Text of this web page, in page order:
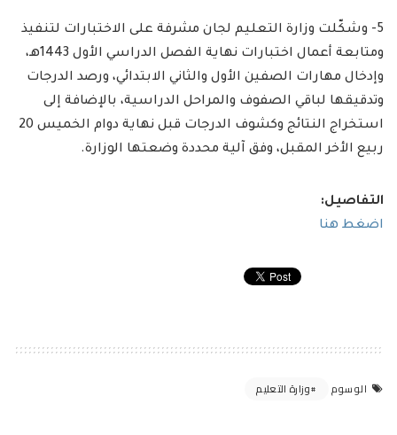
5- وشكّلت وزارة التعليم لجان مشرفة على الاختبارات لتنفيذ
ومتابعة أعمال اختبارات نهاية الفصل الدراسي الأول 1443هـ،
وإدخال مهارات الصفين الأول والثاني الابتدائي، ورصد الدرجات
وتدقيقها لباقي الصفوف والمراحل الدراسية، بالإضافة إلى
استخراج النتائج وكشوف الدرجات قبل نهاية دوام الخميس 20
ربيع الأخر المقبل، وفق آلية محددة وضعتها الوزارة.
التفاصيل:
اضغط هنا
الوسوم وزارة التعليم